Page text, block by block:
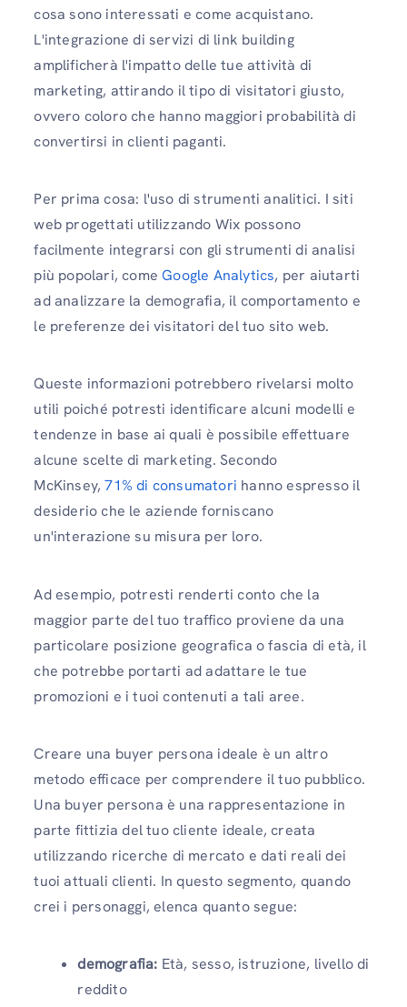
cosa sono interessati e come acquistano.
L'integrazione di servizi di link building
amplificherà l'impatto delle tue attività di
marketing, attirando il tipo di visitatori giusto,
ovvero coloro che hanno maggiori probabilità di
convertirsi in clienti paganti.
Per prima cosa: l'uso di strumenti analitici. I siti
web progettati utilizzando Wix possono
facilmente integrarsi con gli strumenti di analisi
più popolari, comeGoogle Analytics, per aiutarti
ad analizzare la demografia, il comportamento e
le preferenze dei visitatori del tuo sito web.
Queste informazioni potrebbero rivelarsi molto
utili poiché potresti identificare alcuni modelli e
tendenze in base ai quali è possibile effettuare
alcune scelte di marketing. Secondo
McKinsey,71% di consumatori hanno espresso il
desiderio che le aziende forniscano
un'interazione su misura per loro.
Ad esempio, potresti renderti conto che la
maggior parte del tuo traffico proviene da una
particolare posizione geografica o fascia di età, il
che potrebbe portarti ad adattare le tue
promozioni e i tuoi contenuti a tali aree.
Creare una buyer persona ideale è un altro
metodo efficace per comprendere il tuo pubblico.
Una buyer persona è una rappresentazione in
parte fittizia del tuo cliente ideale, creata
utilizzando ricerche di mercato e dati reali dei
tuoi attuali clienti. In questo segmento, quando
crei i personaggi, elenca quanto segue:
demografia: Età, sesso, istruzione, livello di
reddito